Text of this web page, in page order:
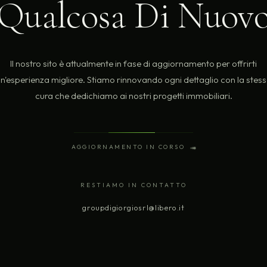
Di
Il nostro sito è attualmente in fase di aggiornamento per offrirti
migliore. Stiamo rinnovando ogni dettaglio con la
cura che dedichiamo ai nostri progetti immobiliari.
AGGIORNAMENTO IN CORSO
RESTIAMO IN CONTATTO
groupdigiorgiosrl@libero.it